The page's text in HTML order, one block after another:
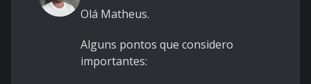
Olá Matheus.
Alguns pontos que considero
importantes: